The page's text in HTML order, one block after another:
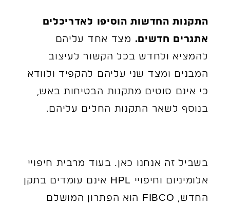
התקנות החדשות הוסיפו לאדריכלים
אתגרים חדשים. מצד אחד עליהם
להמציא ולחדש בכל הקשור לעיצוב
המבנים ומצד שני עליהם להקפיד ולוודא
כי אינם סוטים מתקנות הבטיחות באש,
בנוסף לשאר התקנות החלים עליהם.
בשביל זה אנחנו כאן. בעוד מרבית חיפויי
אלומיניום וחיפויי HPL אינם עומדים בתקן
החדש, FIBCO הוא הפתרון המושלם